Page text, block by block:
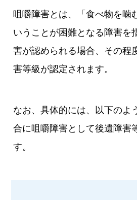
咀嚼障害とは、「食べ物を噛
いうことが困難となる障害を
害が認められる場合、その程
害等級が認定されます。
なお、具体的には、以下のよ
合に咀嚼障害として後遺障害
す。